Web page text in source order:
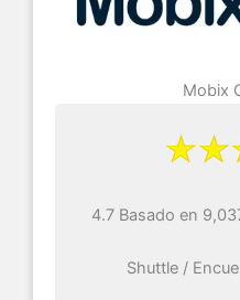
Mobix
4.7 Basado en
Shuttle /